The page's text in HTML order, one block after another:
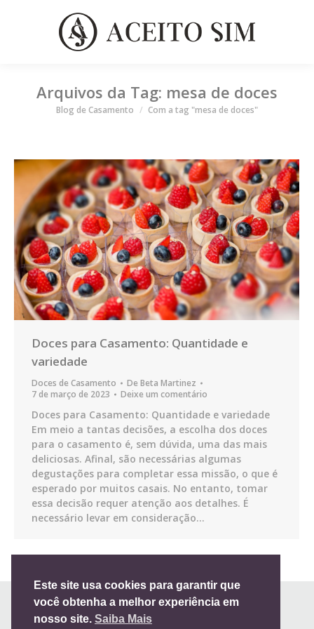
Arquivos da Tag: mesa de doces
Você está aqui
Blog de Casamento Com a tag "mesa de doces"
Doces para Casamento: Quantidade e
variedade
Doces de Casamento De Beta Martinez
7 de março de 2023
Deixe um comentário
Doces para Casamento: Quantidade e variedade
Em meio a tantas decisões, a escolha dos doces
para o casamento é, sem dúvida, uma das mais
deliciosas. Afinal, são necessárias algumas
degustações para completar essa missão, o que é
esperado por muitos casais. No entanto, tomar
essa decisão requer atenção aos detalhes. É
necessário levar em consideração…
Este site usa cookies para garantir que
você obtenha a melhor experiência em
nosso site. Saiba Mais